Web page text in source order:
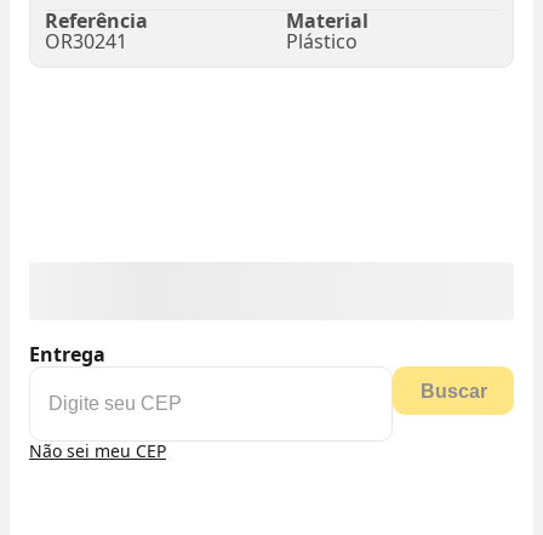
Referência
OR30241
Material
Plástico
Entrega
Buscar
Não sei meu CEP